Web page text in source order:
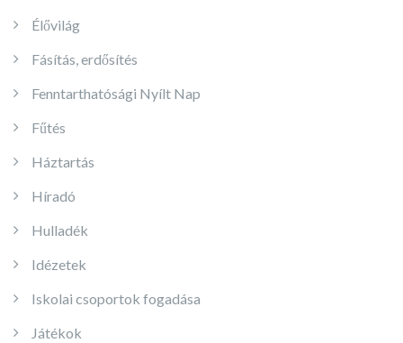
Élővilág
Fásítás, erdősítés
Fenntarthatósági Nyílt Nap
Fűtés
Háztartás
Híradó
Hulladék
Idézetek
Iskolai csoportok fogadása
Játékok